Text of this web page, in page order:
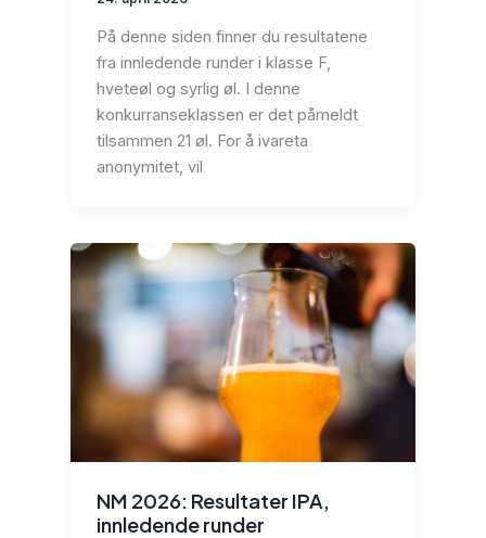
På denne siden finner du resultatene
fra innledende runder i klasse F,
hveteøl og syrlig øl. I denne
konkurranseklassen er det påmeldt
tilsammen 21 øl. For å ivareta
anonymitet, vil
NM 2026: Resultater IPA,
innledende runder